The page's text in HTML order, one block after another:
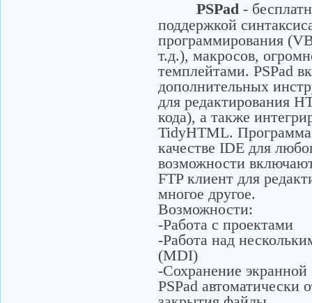
PSPad -
поддержкой
программирования
т.д.), макросов,
темплейтами. PSPad
дополнительных
для редактирования
кода), а также
TidyHTML. Программа
качестве IDE для
возможности
FTP клиент для
многое другое.
Возможности:
-Работа с проектами
-Работа над
(MDI)
-Сохранение
PSPad автоматически